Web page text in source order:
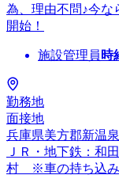
為、理由不問♪今な
開始！
施設管理員 時
勤務地
面接地
兵庫県美方郡新温
ＪＲ・地下鉄：和
村 ※車の持ち込み